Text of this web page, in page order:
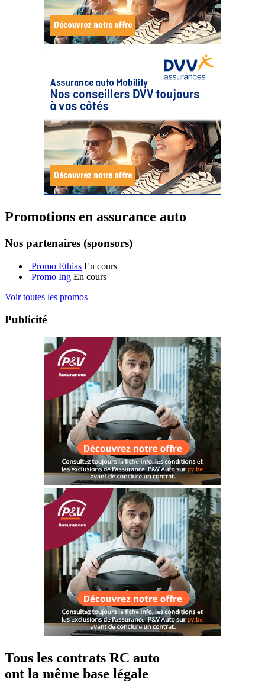
Promotions en assurance auto
Nos partenaires (sponsors)
Promo Ethias En cours
Promo Ing En cours
Voir toutes les promos
Publicité
Tous les contrats RC auto
ont la même base légale